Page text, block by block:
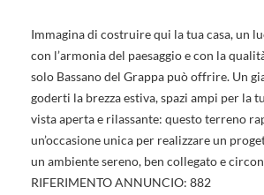
Immagina di costruire qui la tua casa, un
con l’armonia del paesaggio e con la
solo Bassano del Grappa può offrire. Un
goderti la brezza estiva, spazi ampi per la
vista aperta e rilassante: questo terreno
un’occasione unica per realizzare un
un ambiente sereno, ben collegato e
RIFERIMENTO ANNUNCIO: 882